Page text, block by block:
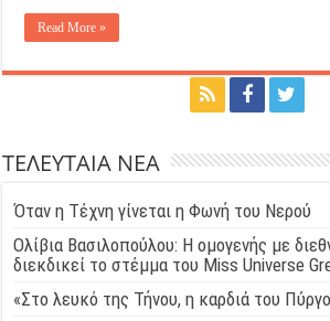
Read More »
ΤΕΛΕΥΤΑΙΑ ΝΕΑ
Όταν η Τέχνη γίνεται η Φωνή του Νερού
Ολίβια Βασιλοπούλου: Η ομογενής με
διεκδικεί το στέμμα του Miss Universe
«Στο λευκό της Τήνου, η καρδιά του